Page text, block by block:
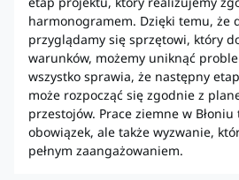
harmonogramem. Dzięki temu, że
przyglądamy się sprzętowi, który
warunków, możemy uniknąć
wszystko sprawia, że następny
może rozpocząć się zgodnie z
przestojów. Prace ziemne w
obowiązek, ale także wyzwanie,
pełnym zaangażowaniem.